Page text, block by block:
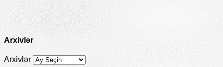
Arxivlər
Arxivlər